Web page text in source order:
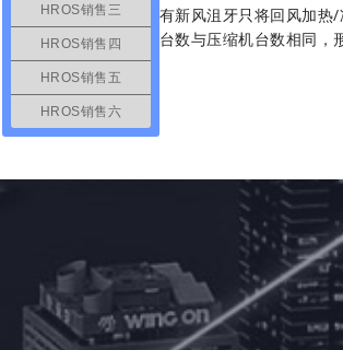
如果没有新风沮牙只将回风加热
成，其台数与压缩机台数相同，
HROS销售三
HROS销售四
HROS销售五
HROS销售六